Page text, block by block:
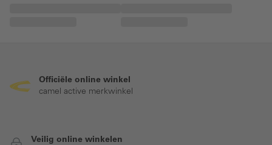
Officiële online winkel
camel active merkwinkel
Veilig online winkelen